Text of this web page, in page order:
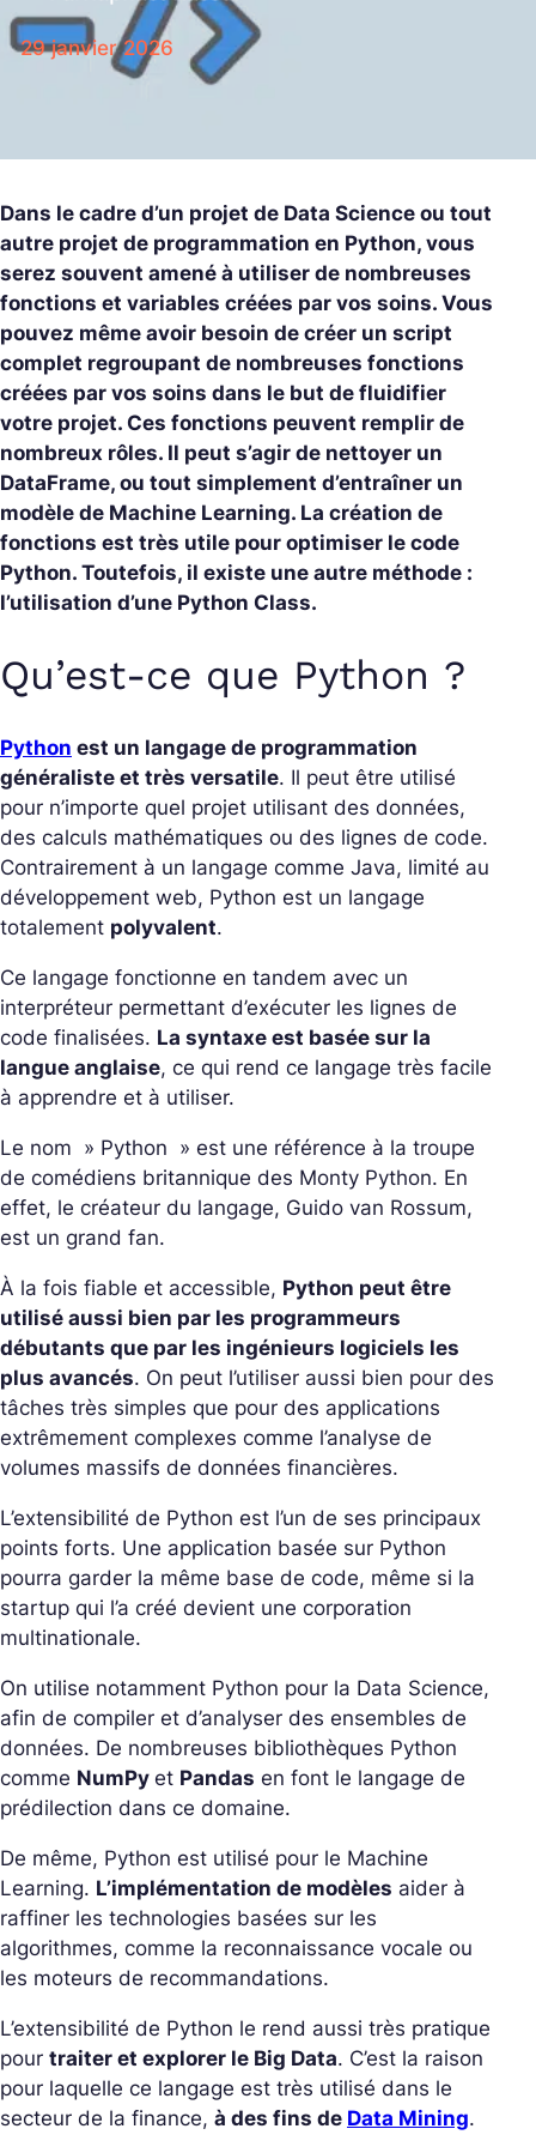
29 janvier 2026
Dans le cadre d’un projet de Data Science ou tout
autre projet de programmation en Python, vous
serez souvent amené à utiliser de nombreuses
fonctions et variables créées par vos soins. Vous
pouvez même avoir besoin de créer un script
complet regroupant de nombreuses fonctions
créées par vos soins dans le but de fluidifier
votre projet. Ces fonctions peuvent remplir de
nombreux rôles. Il peut s’agir de nettoyer un
DataFrame, ou tout simplement d’entraîner un
modèle de Machine Learning. La création de
fonctions est très utile pour optimiser le code
Python. Toutefois, il existe une autre méthode :
l’utilisation d’une Python Class.
Qu’est-ce que Python ?
Python est un langage de programmation
généraliste et très versatile. Il peut être utilisé
pour n’importe quel projet utilisant des données,
des calculs mathématiques ou des lignes de code.
Contrairement à un langage comme Java, limité au
développement web, Python est un langage
totalement polyvalent.
Ce langage fonctionne en tandem avec un
interpréteur permettant d’exécuter les lignes de
code finalisées. La syntaxe est basée sur la
langue anglaise, ce qui rend ce langage très facile
à apprendre et à utiliser.
Le nom » Python » est une référence à la troupe
de comédiens britannique des Monty Python. En
effet, le créateur du langage, Guido van Rossum,
est un grand fan.
À la fois fiable et accessible, Python peut être
utilisé aussi bien par les programmeurs
débutants que par les ingénieurs logiciels les
plus avancés. On peut l’utiliser aussi bien pour des
tâches très simples que pour des applications
extrêmement complexes comme l’analyse de
volumes massifs de données financières.
L’extensibilité de Python est l’un de ses principaux
points forts. Une application basée sur Python
pourra garder la même base de code, même si la
startup qui l’a créé devient une corporation
multinationale.
On utilise notamment Python pour la Data Science,
afin de compiler et d’analyser des ensembles de
données. De nombreuses bibliothèques Python
comme NumPy et Pandas en font le langage de
prédilection dans ce domaine.
De même, Python est utilisé pour le Machine
Learning. L’implémentation de modèles aider à
raffiner les technologies basées sur les
algorithmes, comme la reconnaissance vocale ou
les moteurs de recommandations.
L’extensibilité de Python le rend aussi très pratique
pour traiter et explorer le Big Data. C’est la raison
pour laquelle ce langage est très utilisé dans le
secteur de la finance, à des fins de Data Mining.